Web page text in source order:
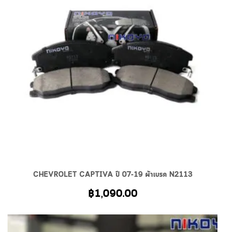
CHEVROLET CAPTIVA ปี 07-19 ผ้าเบรค N2113
฿1,090.00